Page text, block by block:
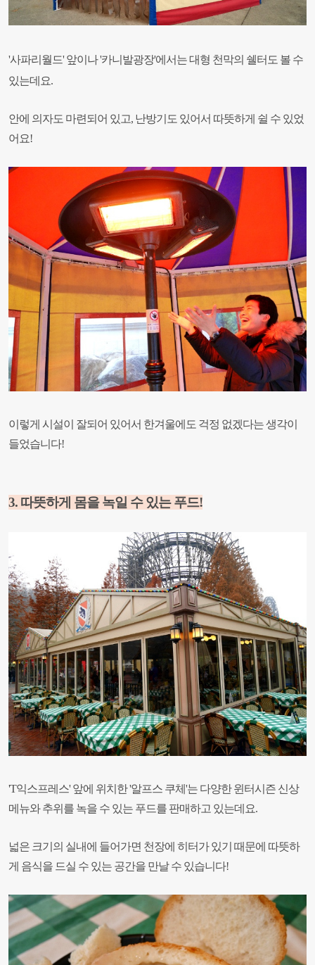
'사파리월드' 앞이나 '카니발광장'에서는 대형 천막의 쉘터도 볼 수
있는데요.
안에 의자도 마련되어 있고, 난방기도 있어서 따뜻하게 쉴 수 있었
어요!
이렇게 시설이 잘되어 있어서 한겨울에도 걱정 없겠다는 생각이
들었습니다!
3. 따뜻하게 몸을 녹일 수 있는 푸드!
'T익스프레스' 앞에 위치한 '알프스 쿠체'는 다양한 윈터시즌 신상
메뉴와 추위를 녹을 수 있는 푸드를 판매하고 있는데요.
넓은 크기의 실내에 들어가면 천장에 히터가 있기 때문에 따뜻하
게 음식을 드실 수 있는 공간을 만날 수 있습니다!